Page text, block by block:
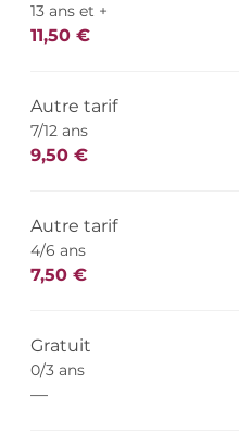
13 ans et +
11,50 €
Autre tarif
7/12 ans
9,50 €
Autre tarif
4/6 ans
7,50 €
Gratuit
0/3 ans
—